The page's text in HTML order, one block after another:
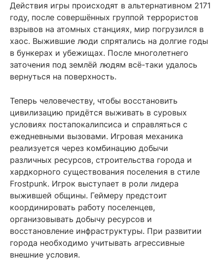
Действия игры происходят в альтернативном 2171
году, после совершённых группой террористов
взрывов на атомных станциях, мир погрузился в
хаос. Выжившие люди спрятались на долгие годы
в бункерах и убежищах. После многолетнего
заточения под землёй людям всё-таки удалось
вернуться на поверхность.
Теперь человечеству, чтобы восстановить
цивилизацию придётся выживать в суровых
условиях постапокалипсиса и справляться с
ежедневными вызовами. Игровая механика
реализуется через комбинацию добычи
различных ресурсов, строительства города и
хардкорного существования поселения в стиле
Frostpunk. Игрок выступает в роли лидера
выжившей общины. Геймеру предстоит
координировать работу поселенцев,
организовывать добычу ресурсов и
восстановление инфраструктуры. При развитии
города необходимо учитывать агрессивные
внешние условия.